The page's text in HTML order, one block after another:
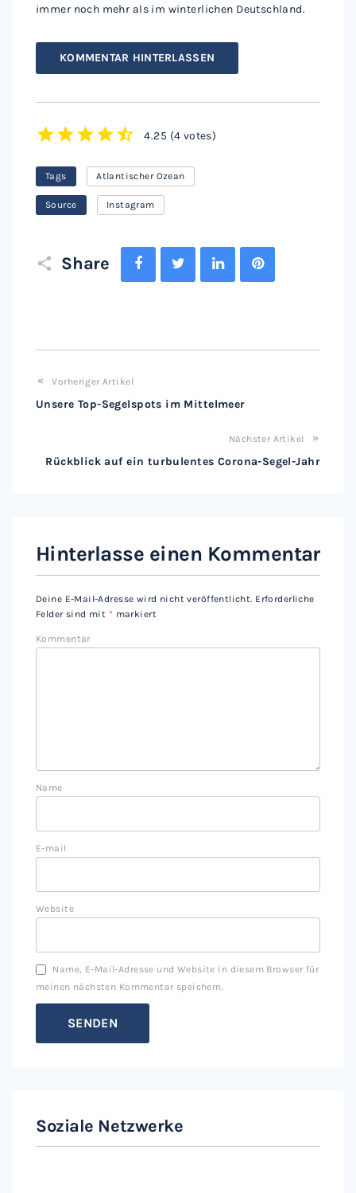
immer noch mehr als im winterlichen Deutschland.
KOMMENTAR HINTERLASSEN
4.25 (4 votes)
Tags Atlantischer Ozean
Source Instagram
Share
FacebookTwitter LinkedIn
Vorheriger Artikel
Unsere Top-Segelspots im Mittelmeer
Nächster Artikel
Rückblick auf ein turbulentes Corona-Segel-Jahr
Hinterlasse einen Kommentar
Deine E-Mail-Adresse wird nicht veröffentlicht. Erforderliche
Felder sind mit * markiert
Kommentar
Name
E-mail
Website
Name, E-Mail-Adresse und Website in diesem Browser für
meinen nächsten Kommentar speichern.
Soziale Netzwerke